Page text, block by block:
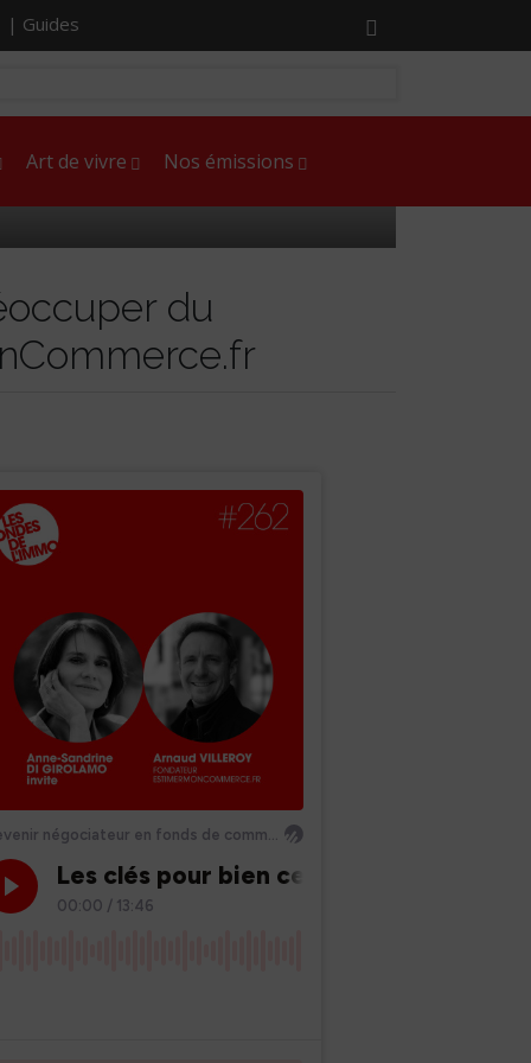
| Guides
Art de vivre Nos émissions
du